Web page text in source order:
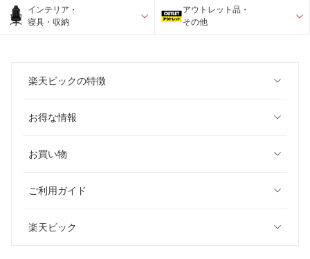
インテリア・
寝具・収納
アウトレット品・
その他
楽天ビックの特徴
お得な情報
お買い物
ご利用ガイド
楽天ビック